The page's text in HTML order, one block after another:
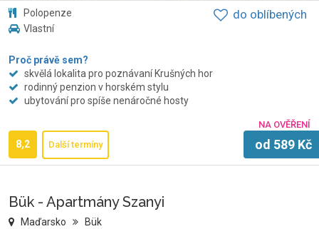
Polopenze
Vlastní
Proč právě sem?
skvělá lokalita pro poznávaní Krušných hor
rodinný penzion v horském stylu
ubytování pro spíše nenáročné hosty
NA OVĚŘENÍ
8,2 Další termíny od 589 Kč
do oblíbených
Bük - Apartmány Szanyi
Maďarsko Bük